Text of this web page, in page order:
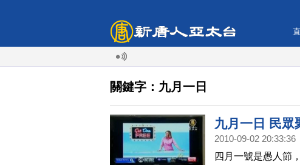
關鍵字：九月一日
九月一日 民眾
2010-09-02 20:33:36
四月一號是愚人節